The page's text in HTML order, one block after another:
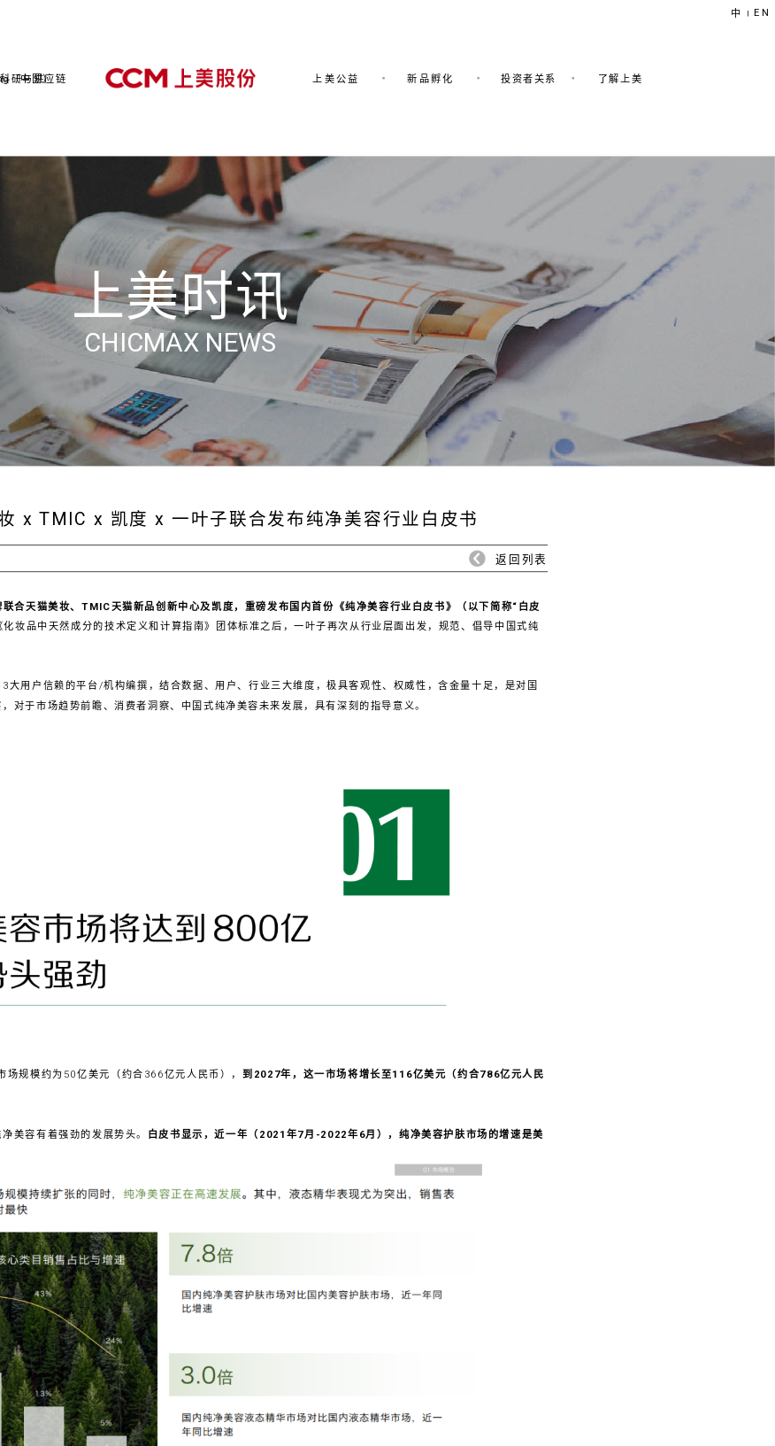
（中国）
科研与供应链 上美公益 新品孵化 投资者关系 了解上美
中 | EN
上美时讯
CHICMAX NEWS
x TMIC x 凯度 x 一叶子联合发布纯净美容行业白皮书
返回列表
合天猫美妆、TMIC天猫新品创新中心及凯度，重磅发布国内首份 《纯净美容行业白皮书》
（以下简称“白皮
妆品中天然成分的技术定义和计算指南》团体标准之后，一叶子再次从行业层面出发，规范、倡导中国式纯
大用户信赖的平台/机构编撰，结合数据、用户、行业三大维度，极具客观性、权威性，含金量十足，是对国
对于市场趋势前瞻、消费者洞察、中国式纯净美容未来发展，具有深刻的指导意义。
规模约为50亿美元（约合366亿元人民币）， 到2027年，这一市场将增长至116亿美元（约合786亿元人民
美容有着强劲的发展势头。 白皮书显示，近一年（2021年7月-2022年6月），纯净美容护肤市场的增速是美